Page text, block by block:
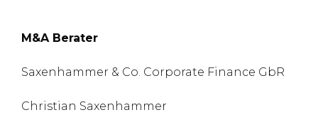
M&A Berater
Saxenhammer & Co. Corporate Finance GbR
Christian Saxenhammer